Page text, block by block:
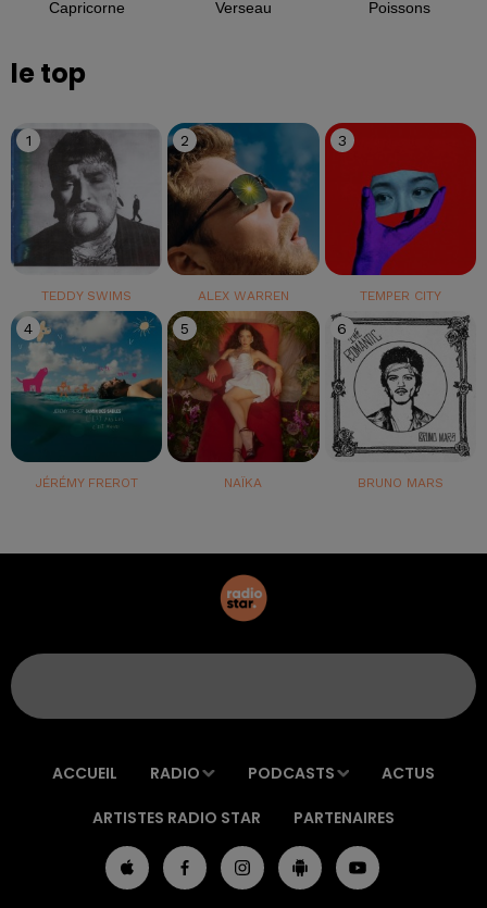
Capricorne Verseau Poissons
le top
1
TEDDY SWIMS
2
ALEX WARREN
3
TEMPER CITY
4
JÉRÉMY FREROT
5
NAÏKA
6
BRUNO MARS
ACCUEIL RADIO PODCASTS ACTUS
ARTISTES RADIO STAR PARTENAIRES